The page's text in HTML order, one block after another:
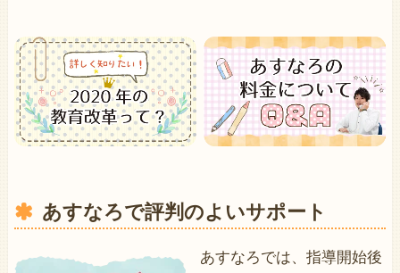
あすなろで評判のよいサポート
あすなろでは、指導開始後